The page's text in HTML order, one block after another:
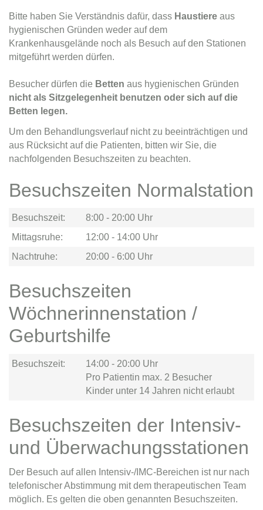
Bitte haben Sie Verständnis dafür, dass Haustiere aus
hygienischen Gründen weder auf dem
Krankenhausgelände noch als Besuch auf den Stationen
mitgeführt werden dürfen.
Besucher dürfen die Betten aus hygienischen Gründen
nicht als Sitzgelegenheit benutzen oder sich auf die
Betten legen.
Um den Behandlungsverlauf nicht zu beeinträchtigen und
aus Rücksicht auf die Patienten, bitten wir Sie, die
nachfolgenden Besuchszeiten zu beachten.
Besuchszeiten Normalstation
Besuchszeit:
8:00 - 20:00 Uhr
Mittagsruhe:
12:00 - 14:00 Uhr
Nachtruhe:
20:00 - 6:00 Uhr
Besuchszeiten
Wöchnerinnenstation /
Geburtshilfe
Besuchszeit:
14:00 - 20:00 Uhr
Pro Patientin max. 2 Besucher
Kinder unter 14 Jahren nicht erlaubt
Besuchszeiten der Intensiv-
und Überwachungsstationen
Der Besuch auf allen Intensiv-/IMC-Bereichen ist nur nach
telefonischer Abstimmung mit dem therapeutischen Team
möglich. Es gelten die oben genannten Besuchszeiten.